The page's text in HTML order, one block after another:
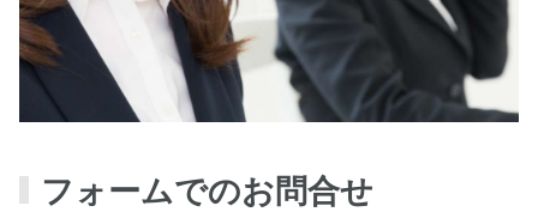
フォームでのお問合せ